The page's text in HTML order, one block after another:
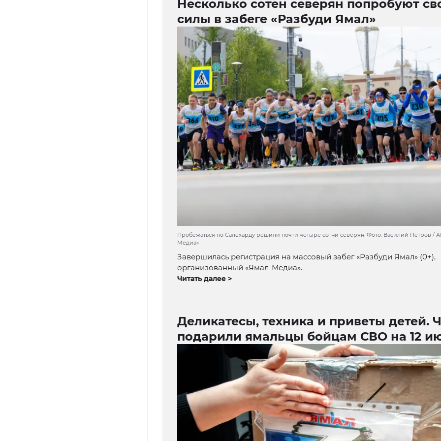
Несколько сотен северян попробуют
силы в забеге «Разбуди Ямал»
Пробежаться по Салехарду решили почти четыре сотни северян. Фото: Василий Петров /
Медиа»
Завершилась регистрация на массовый забег «Разбуди Ямал» (0+),
организованный «Ямал-Медиа».
Читать далее >
Деликатесы, техника и приветы детей.
подарили ямальцы бойцам СВО на 12